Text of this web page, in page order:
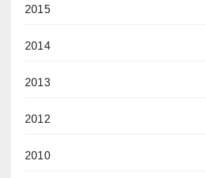
2015
2014
2013
2012
2010